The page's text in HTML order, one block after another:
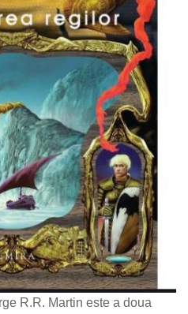
R.R. Martin este a doua